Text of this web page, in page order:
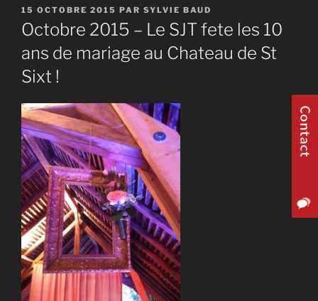
PUBLIÉ
LE
15 OCTOBRE 2015 PAR SYLVIE BAUD
Octobre 2015 – Le SJT fete les 10
ans de mariage au Chateau de St
Sixt !